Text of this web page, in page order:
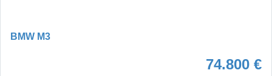
BMW M3
74.800 €